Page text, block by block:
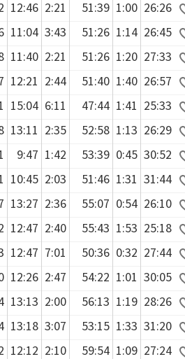
12:46 2:21 51:39 1:00 26:26
11:04 3:43 51:26 1:14 26:45
11:40 2:21 51:26 1:20 27:33
12:21 2:44 51:40 1:40 26:57
15:04 6:11 47:44 1:41 25:33
13:11 2:35 52:58 1:13 26:29
9:47 1:42 53:39 0:45 30:52
10:45 2:03 51:46 1:31 31:44
13:27 2:36 55:07 0:54 26:10
12:47 2:40 55:43 1:53 25:18
12:47 7:01 50:36 0:32 27:44
12:26 2:47 54:22 1:01 30:05
13:13 2:00 56:13 1:19 28:26
13:18 3:07 53:15 1:33 31:20
12:12 2:10 59:54 1:09 27:24